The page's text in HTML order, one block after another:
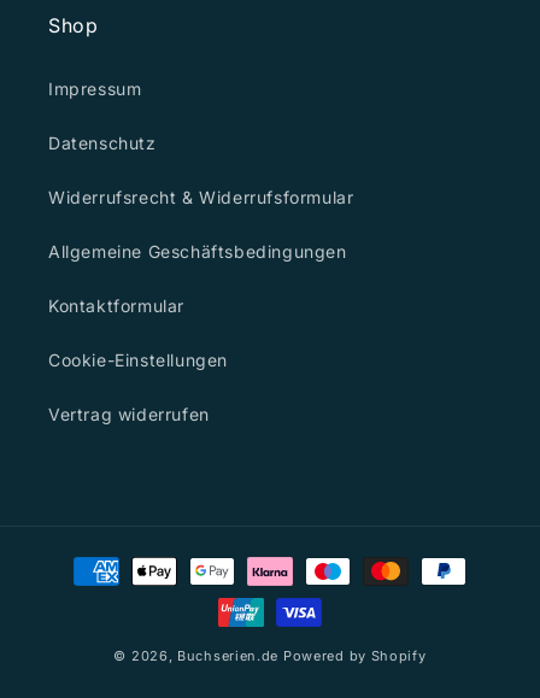
Shop
Impressum
Datenschutz
Widerrufsrecht & Widerrufsformular
Allgemeine Geschäftsbedingungen
Kontaktformular
Cookie-Einstellungen
Vertrag widerrufen
Zahlungsmethoden
© 2026, Buchserien.de Powered by Shopify